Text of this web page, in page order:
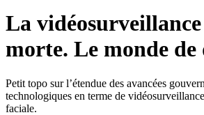
La vidéosurveillance
morte. Le monde de
Petit topo sur l’étendue des avancées
technologiques en terme de
faciale.